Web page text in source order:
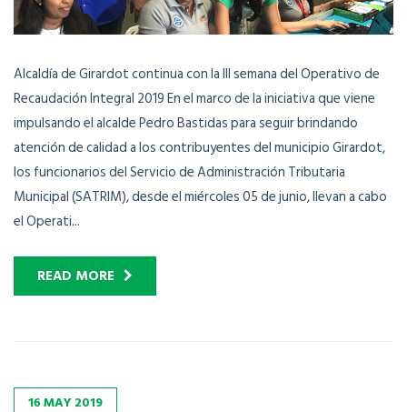
Alcaldía de Girardot continua con la III semana del Operativo de
Recaudación Integral 2019 En el marco de la iniciativa que viene
impulsando el alcalde Pedro Bastidas para seguir brindando
atención de calidad a los contribuyentes del municipio Girardot,
los funcionarios del Servicio de Administración Tributaria
Municipal (SATRIM), desde el miércoles 05 de junio, llevan a cabo
el Operati...
READ MORE
16MAY2019